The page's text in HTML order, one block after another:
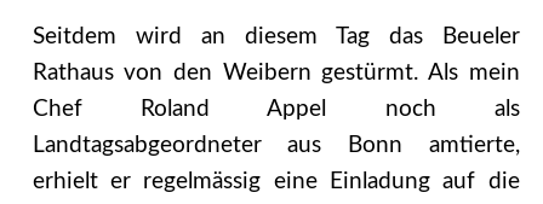
Seitdem wird an diesem Tag das Beueler
Rathaus von den Weibern gestürmt. Als mein
Chef Roland Appel noch als
Landtagsabgeordneter aus Bonn amtierte,
erhielt er regelmässig eine Einladung auf die